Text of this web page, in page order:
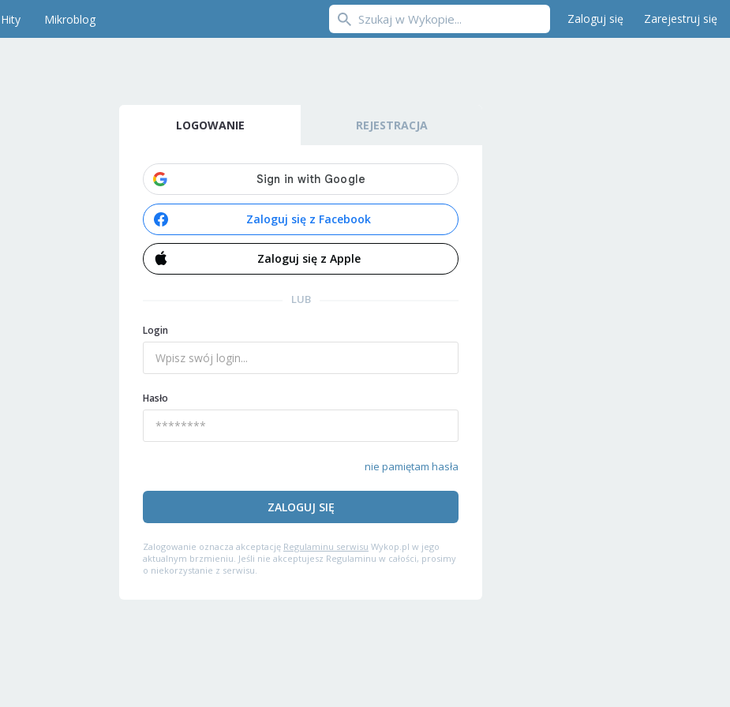
Hity Mikroblog Zaloguj się Zarejestruj się
LOGOWANIE REJESTRACJA
Zaloguj się z Facebook
Zaloguj się z Apple
LUB
Login
Hasło
nie pamiętam hasła
ZALOGUJ SIĘ
Zalogowanie oznacza akceptację Regulaminu serwisu Wykop.pl w jego
aktualnym brzmieniu. Jeśli nie akceptujesz Regulaminu w całości, prosimy
o niekorzystanie z serwisu.